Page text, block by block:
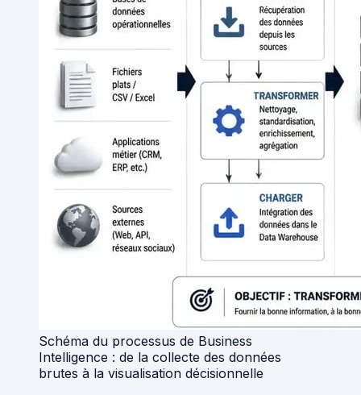
Schéma du processus de Business
Intelligence : de la collecte des données
brutes à la visualisation décisionnelle